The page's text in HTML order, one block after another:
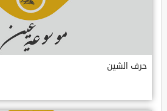
حرف الشين